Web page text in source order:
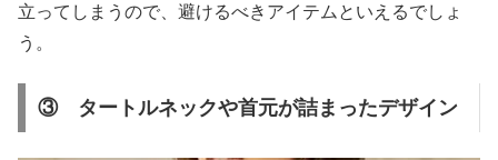
立ってしまうので、避けるべきアイテムといえるでしょ
う。
③ タートルネックや首元が詰まったデザイン